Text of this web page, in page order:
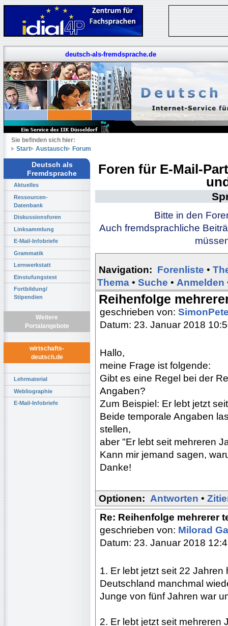
deutsch-als-fremdsprache.de
Sie befinden sich hier:
Start
Austausch Forum
Deutsch als
Fremdsprache
Aktuelles
Ressourcen-
Datenbank
Diskussionsforen
Linksammlung
E-Mail-Infobriefe
Grammatik
Lernwerkstatt
Einstufungstest
Fortbildung/
Stipendien
Weitere
Portalangebote
wirtschafts-
deutsch.de
Lehrmaterial
Webliographie
E-Mail-Infobriefe
Foren für E-Mail-
Bitte in den
Auch fremdsprachliche
Navigation: Forenliste •
Thema • Suche • Anmelden
Reihenfolge
geschrieben von:
Datum: 23. Januar 2018
Hallo,
meine Frage ist folgende:
Gibt es eine Regel bei der
Angaben?
Zum Beispiel: Er lebt jetzt
Beide temporale Angaben
stellen,
aber "Er lebt seit mehreren
Kann mir jemand sagen,
Danke!
Optionen: Antworten •
Re: Reihenfolge mehrerer
geschrieben von: Milorad
Datum: 23. Januar 2018
1. Er lebt jetzt seit 22
Deutschland manchmal
Junge von fünf Jahren war
2. Er lebt jetzt seit mehreren